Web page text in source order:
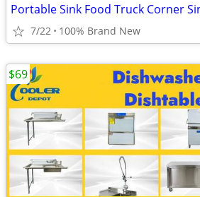
7/22 100% Brand New
$69